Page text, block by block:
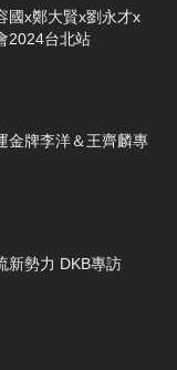
國x鄭大賢x劉永才x
2024台北站
金牌李洋＆王齊麟專
新勢力 DKB專訪